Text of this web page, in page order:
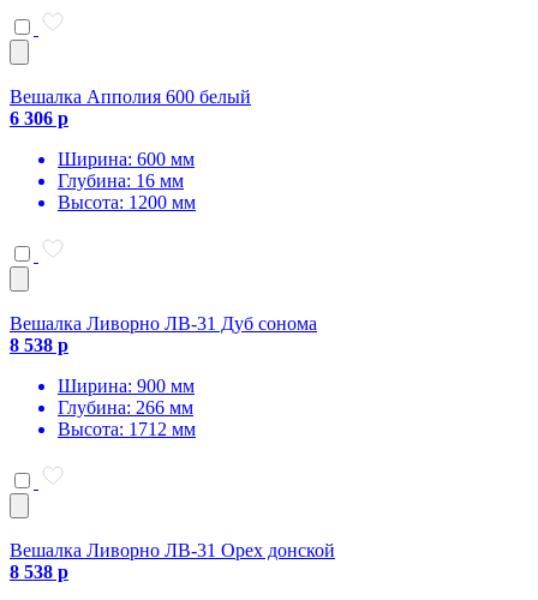
Вешалка Апполия 600 белый
6 306 р
Ширина: 600 мм
Глубина: 16 мм
Высота: 1200 мм
Вешалка Ливорно ЛВ-31 Дуб сонома
8 538 р
Ширина: 900 мм
Глубина: 266 мм
Высота: 1712 мм
Вешалка Ливорно ЛВ-31 Орех донской
8 538 р